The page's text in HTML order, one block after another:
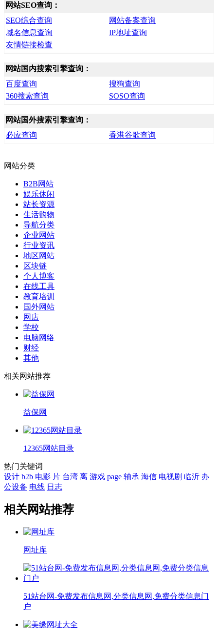
网站SEO查询：
SEO综合查询
网站备案查询
域名信息查询
IP地址查询
友情链接检查
网站国内搜索引擎查询：
百度查询
搜狗查询
360搜索查询
SOSO查询
网站国外搜索引擎查询：
必应查询
香港谷歌查询
网站分类
B2B网站
娱乐休闲
站长资源
生活购物
导航分类
企业网站
行业资讯
地区网站
区块链
个人博客
在线工具
教育培训
国外网站
网店
学校
电脑网络
财经
其他
相关网站推荐
益保网
12365网站目录
热门关键词
设计 b2b 电影 片 台湾 离 游戏 page 轴承 海信 电视剧 临沂 办
公设备 电线 日志
相关网站推荐
网址库
51站台网-免费发布信息网,分类信息网,免费分类信息门
户